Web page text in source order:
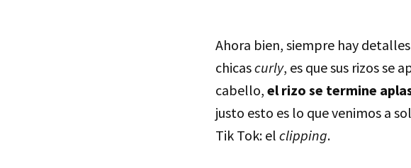
Ahora bien, siempre hay
chicascurly, es que sus rizos se
cabello, el rizo se termine
justo esto es lo que venimos a
Tik Tok: el clipping.